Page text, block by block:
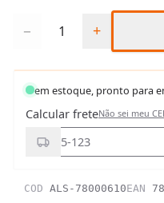
− +
em estoque, pronto para
Calcular freteNão sei meu
COD ALS-78000610EAN